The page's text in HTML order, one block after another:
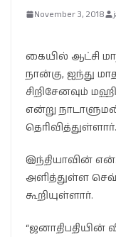
November 3, 2018
கையில் ஆட்சி
நான்கு, ஐந்து
சிறிசேனவும்
என்று
தெரிவித்துள்ளார்.
இந்தியாவின்
அளித்துள்ள
கூறியுள்ளார்.
“ஜனாதிபதியின்